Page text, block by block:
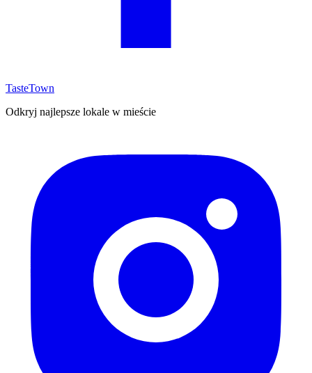
TasteTown
Odkryj najlepsze lokale w mieście